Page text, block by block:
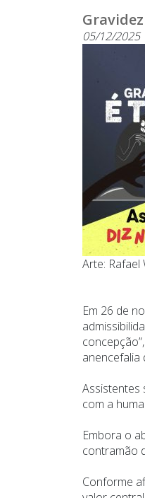
05/12/2025
Arte: Rafael
Em 26 de
anencefalia
Assistentes
com a
Embora o
contramão
Conforme